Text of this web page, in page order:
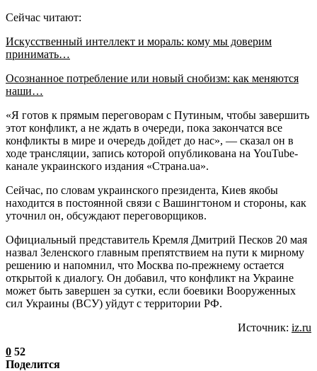
Сейчас читают:
Искусственный интеллект и мораль: кому мы доверим
принимать…
Осознанное потребление или новый снобизм: как меняются
наши…
«Я готов к прямым переговорам с Путиным, чтобы завершить
этот конфликт, а не ждать в очереди, пока закончатся все
конфликты в мире и очередь дойдет до нас», — сказал он в
ходе трансляции, запись которой опубликована на YouTube-
канале украинского издания «Страна.ua».
Сейчас, по словам украинского президента, Киев якобы
находится в постоянной связи с Вашингтоном и стороны, как
уточнил он, обсуждают переговорщиков.
Официальный представитель Кремля Дмитрий Песков 20 мая
назвал Зеленского главным препятствием на пути к мирному
решению и напомнил, что Москва по-прежнему остается
открытой к диалогу. Он добавил, что конфликт на Украине
может быть завершен за сутки, если боевики Вооруженных
сил Украины (ВСУ) уйдут с территории РФ.
Источник: iz.ru
0 52
Поделится